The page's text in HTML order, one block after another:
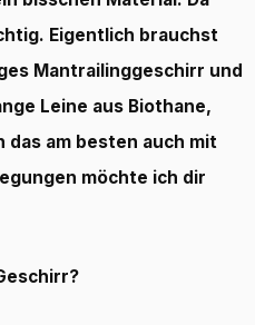
Eigentlich brauchst
Mantrailinggeschirr und
Leine aus Biothane,
am besten auch mit
möchte ich dir